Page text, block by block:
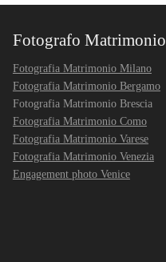
Fotografo Matrimonio
Fotografia Matrimonio Milano
Fotografia Matrimonio Bergamo
Fotografia Matrimonio Brescia
Fotografia Matrimonio Como
Fotografia Matrimonio Varese
Fotografia Matrimonio Venezia
Engagement photo Venice